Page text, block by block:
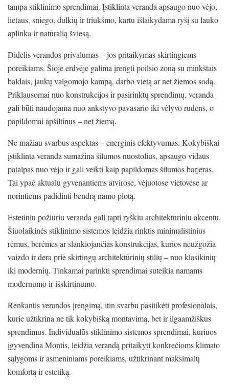
tampa stiklinimo sprendimai. Įstiklinta veranda apsaugo nuo vėjo,
lietaus, sniego, dulkių ir triukšmo, kartu išlaikydama ryšį su lauko
aplinka ir natūralią šviesą.
Didelis verandos privalumas – jos pritaikymas skirtingiems
poreikiams. Šioje erdvėje galima įrengti poilsio zoną su minkštais
baldais, jaukų valgomojo kampą, darbo vietą ar net žiemos sodą.
Priklausomai nuo konstrukcijos ir pasirinktų sprendimų, veranda
gali būti naudojama nuo ankstyvo pavasario iki vėlyvo rudens, o
papildomai apšiltinus – net žiemą.
Ne mažiau svarbus aspektas – energinis efektyvumas. Kokybiškai
įstiklinta veranda sumažina šilumos nuostolius, apsaugo vidaus
patalpas nuo vėjo ir gali veikti kaip papildomas šilumos barjeras.
Tai ypač aktualu gyvenantiems atvirose, vėjuotose vietovėse ar
norintiems padidinti bendrą namo plotą.
Estetiniu požiūriu veranda gali tapti ryškiu architektūriniu akcentu.
Šiuolaikinės stiklinimo sistemos leidžia rinktis minimalistinius
rėmus, berėmes ar slankiojančias konstrukcijas, kurios neužgožia
vaizdo ir dera prie skirtingų architektūrinių stilių – nuo klasikinių
iki modernių. Tinkamai parinkti sprendimai suteikia namams
modernumo ir išskirtinumo.
Renkantis verandos įrengimą, itin svarbu pasitikėti profesionalais,
kurie užtikrina ne tik kokybišką montavimą, bet ir ilgaamžiškus
sprendimus. Individualūs stiklinimo sistemos sprendimai, kuriuos
įgyvendina Montis, leidžia verandą pritaikyti konkrečioms klimato
sąlygoms ir asmeniniams poreikiams, užtikrinant maksimalų
komfortą ir estetiką.